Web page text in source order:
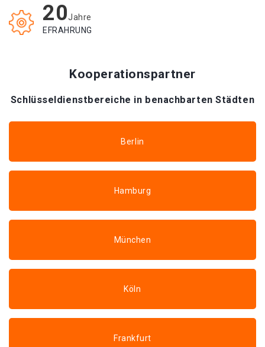
20Jahre
EFRAHRUNG
Kooperationspartner
Schlüsseldienstbereiche in benachbarten Städten
Berlin
Hamburg
München
Köln
Frankfurt